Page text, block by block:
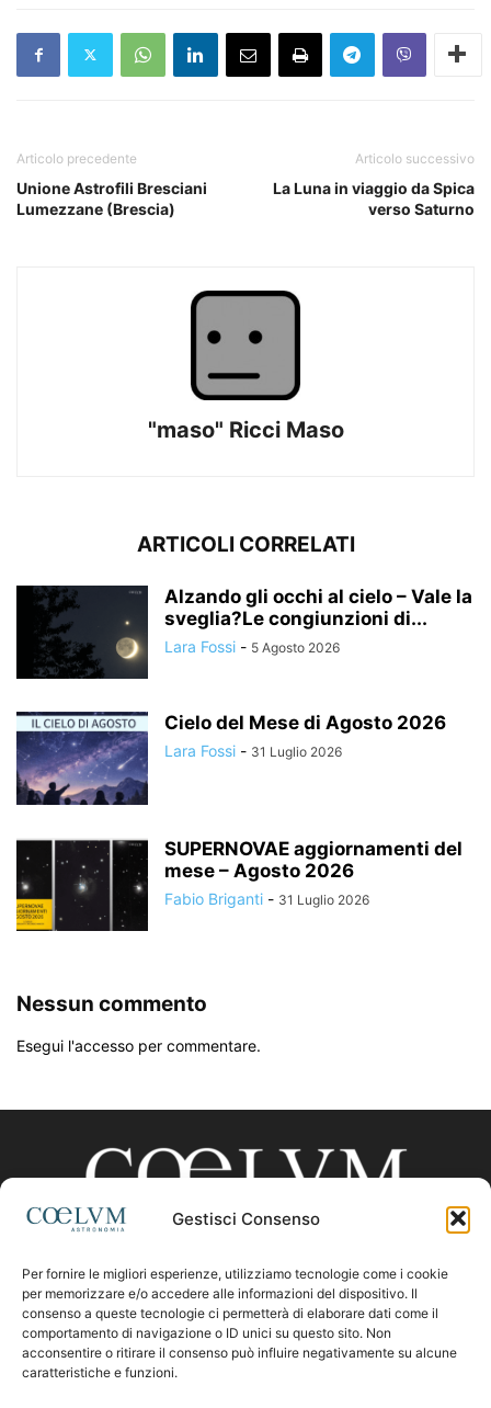
Gestisci Consenso
Per fornire le migliori esperienze, utilizziamo tecnologie come i cookie
per memorizzare e/o accedere alle informazioni del dispositivo. Il
consenso a queste tecnologie ci permetterà di elaborare dati come il
comportamento di navigazione o ID unici su questo sito. Non
acconsentire o ritirare il consenso può influire negativamente su alcune
caratteristiche e funzioni.
Articolo precedente
Unione Astrofili Bresciani
Lumezzane (Brescia)
Articolo successivo
La Luna in viaggio da Spica
verso Saturno
"maso" Ricci Maso
ARTICOLI CORRELATI
Alzando gli occhi al cielo – Vale la
sveglia?Le congiunzioni di...
Lara Fossi - 5 Agosto 2026
Cielo del Mese di Agosto 2026
Lara Fossi - 31 Luglio 2026
SUPERNOVAE aggiornamenti del
mese – Agosto 2026
Fabio Briganti - 31 Luglio 2026
Nessun commento
Esegui l'accesso per commentare.
CHI SIAMO
Contattaci:coelumastro@coelum.com